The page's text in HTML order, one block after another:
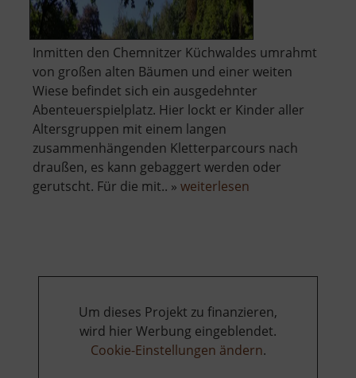
Inmitten den Chemnitzer Küchwaldes umrahmt
von großen alten Bäumen und einer weiten
Wiese befindet sich ein ausgedehnter
Abenteuerspielplatz. Hier lockt er Kinder aller
Altersgruppen mit einem langen
zusammenhängenden Kletterparcours nach
draußen, es kann gebaggert werden oder
gerutscht. Für die mit.. » weiterlesen
Um dieses Projekt zu finanzieren,
wird hier Werbung eingeblendet.
Cookie-Einstellungen ändern.